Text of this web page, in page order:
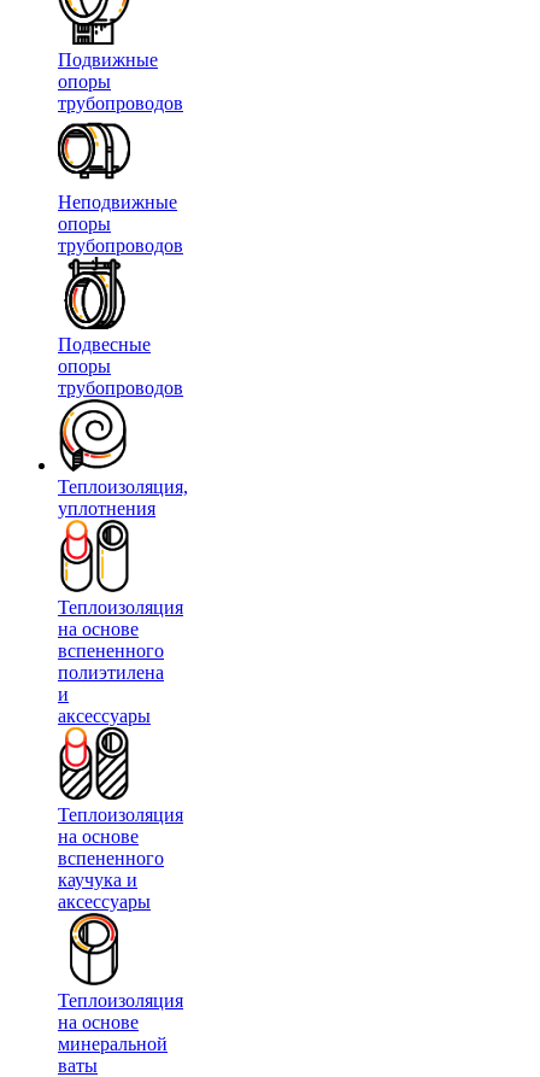
Подвижные
опоры
трубопроводов
Неподвижные
опоры
трубопроводов
Подвесные
опоры
трубопроводов
Теплоизоляция,
уплотнения
Теплоизоляция
на основе
вспененного
полиэтилена
и
аксессуары
Теплоизоляция
на основе
вспененного
каучука и
аксессуары
Теплоизоляция
на основе
минеральной
ваты